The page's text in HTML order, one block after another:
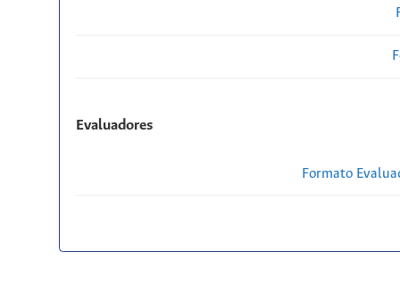
Evaluadores
Formato